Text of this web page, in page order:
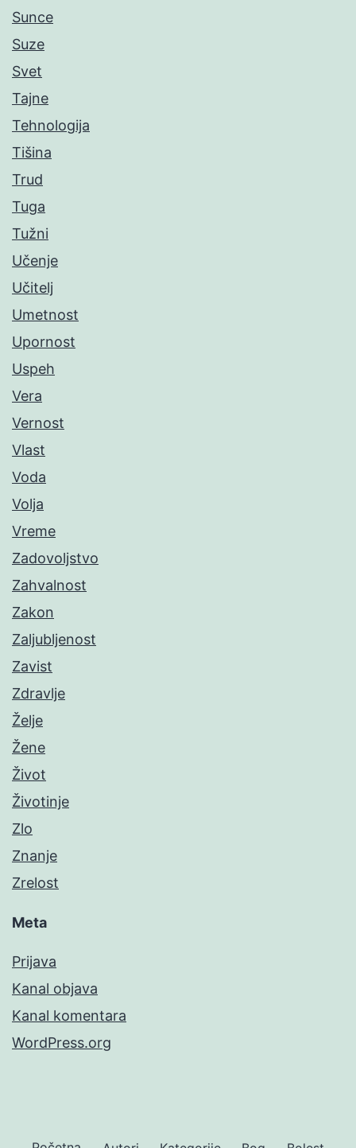
Sunce
Suze
Svet
Tajne
Tehnologija
Tišina
Trud
Tuga
Tužni
Učenje
Učitelj
Umetnost
Upornost
Uspeh
Vera
Vernost
Vlast
Voda
Volja
Vreme
Zadovoljstvo
Zahvalnost
Zakon
Zaljubljenost
Zavist
Zdravlje
Želje
Žene
Život
Životinje
Zlo
Znanje
Zrelost
Meta
Prijava
Kanal objava
Kanal komentara
WordPress.org